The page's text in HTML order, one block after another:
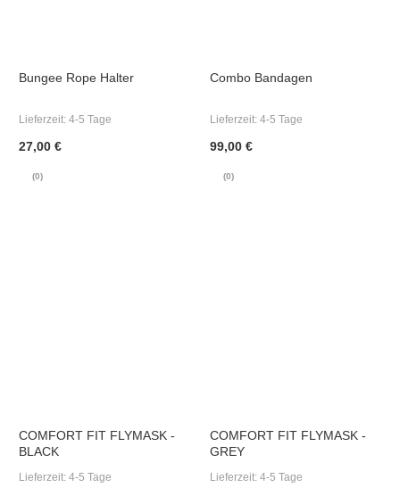
Bungee Rope Halter
Lieferzeit: 4-5 Tage
27,00 €
(0)
Combo Bandagen
Lieferzeit: 4-5 Tage
99,00 €
(0)
COMFORT FIT FLYMASK -
BLACK
Lieferzeit: 4-5 Tage
COMFORT FIT FLYMASK -
GREY
Lieferzeit: 4-5 Tage